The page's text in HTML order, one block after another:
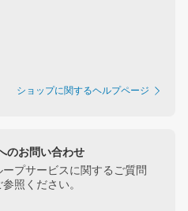
ショップに関するヘルプページ
のお問い合わせ
ープサービスに関するご質問
照ください。